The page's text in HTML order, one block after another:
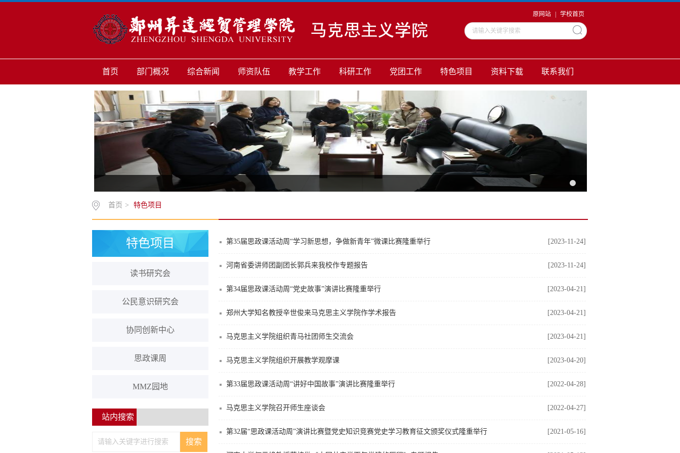
原网站 学校首页
首页 部门概况 综合新闻 师资队伍 教学工作 科研工作 党团工作 特色项目 资料下载 联系我们
首页 > 特色项目
特色项目
读书研究会
公民意识研究会
协同创新中心
思政课周
MMZ园地
站内搜索
第35届思政课活动周“学习新思想，争做新青年”微课比赛隆重举行 [2023-11-24]
河南省委讲师团副团长郭兵来我校作专题报告 [2023-11-24]
第34届思政课活动周“党史故事”演讲比赛隆重举行 [2023-04-21]
郑州大学知名教授辛世俊来马克思主义学院作学术报告 [2023-04-21]
马克思主义学院组织青马社团师生交流会 [2023-04-21]
马克思主义学院组织开展教学观摩课 [2023-04-20]
第33届思政课活动周“讲好中国故事”演讲比赛隆重举行 [2022-04-28]
马克思主义学院召开师生座谈会 [2022-04-27]
第32届“思政课活动周”演讲比赛暨党史知识竞赛党史学习教育征文颁奖仪式隆重举行 [2021-05-16]